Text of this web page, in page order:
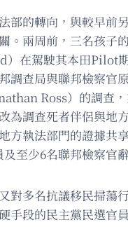
部的轉向，與較早前
。兩周前，三名孩子
）在駕駛其本田Pilot
調查局與聯邦檢察官
Ross）的調查
為調查死者伴侶與地
方執法部門的證據共
至少6名聯邦檢察官
對多名抗議移民掃蕩
手段的民主黨民選官